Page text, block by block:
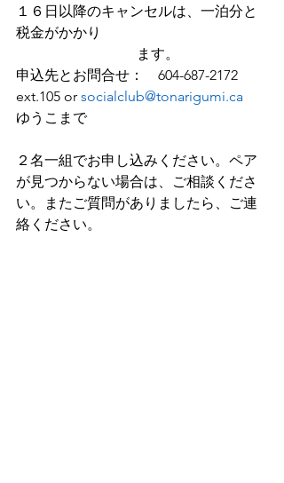
１６日以降のキャンセルは、一泊分と
税金がかかり
			    ます。
申込先とお問合せ：　604-687-2172
ext.105 or socialclub@tonarigumi.ca
ゆうこまで
２名一組でお申し込みください。ペア
が見つからない場合は、ご相談くださ
い。またご質問がありましたら、ご連
絡ください。